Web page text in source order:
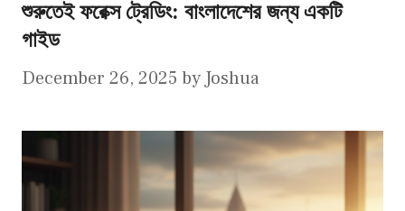
শুরুতেই ফরেক্স ট্রেডিং: বাংলাদেশের জন্য একটি
গাইড
December 26, 2025 by Joshua